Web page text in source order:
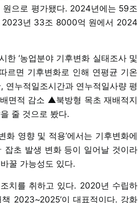
으로 평가됐다. 2024년에는 59조
2023년 33조 8000억 원에서 2024
‘농업분야 기후변화 실태조사 및
르면 기후변화로 인해 연평균 기온
연누적일조시간과 연누적일사량 평
면적 감소 ▲북방형 목초 재배적지
줄 것으로 봤다.
영향 및 적용’에서는 기후변화에
초 발생 변화 등이 일어날 것이라
꿀 가능성도 있다.
치를 취하고 있다. 2020년 수립하
2023~2025’이 대표적이다. 강화